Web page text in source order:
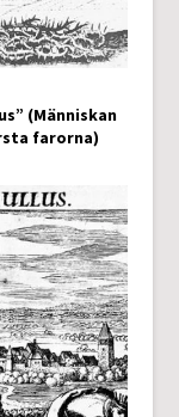
(Människan
farorna)